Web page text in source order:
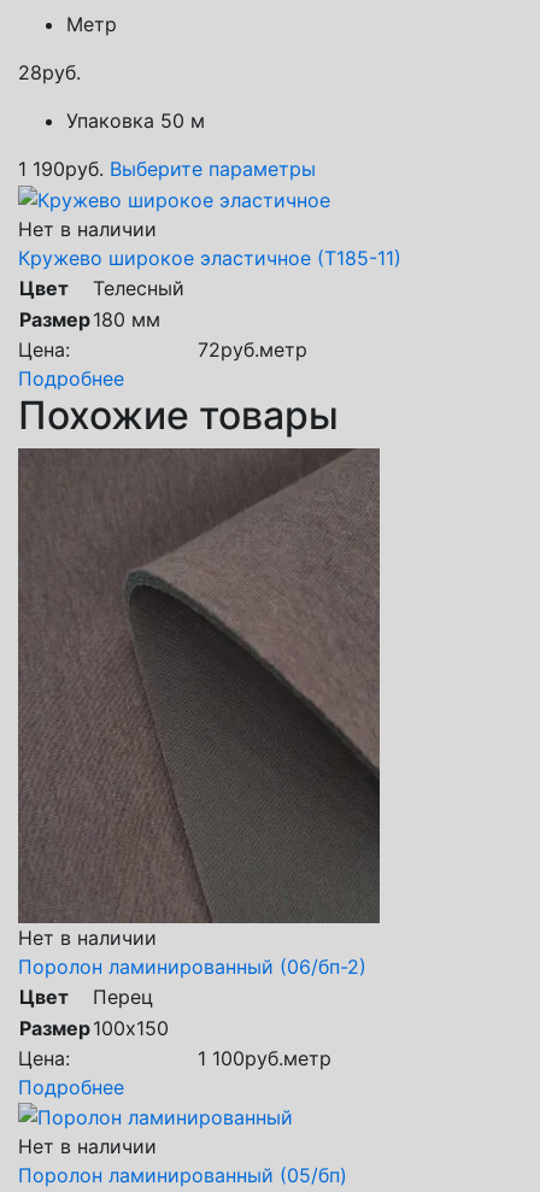
Метр
28руб.
Упаковка 50 м
1 190руб. Выберите параметры
Нет в наличии
Кружево широкое эластичное (Т185-11)
Цвет
Телесный
Размер180 мм
Цена:
72руб.метр
Подробнее
Похожие товары
Нет в наличии
Поролон ламинированный (06/бп-2)
Цвет
Перец
Размер100х150
Цена:
1 100руб.метр
Подробнее
Нет в наличии
Поролон ламинированный (05/бп)